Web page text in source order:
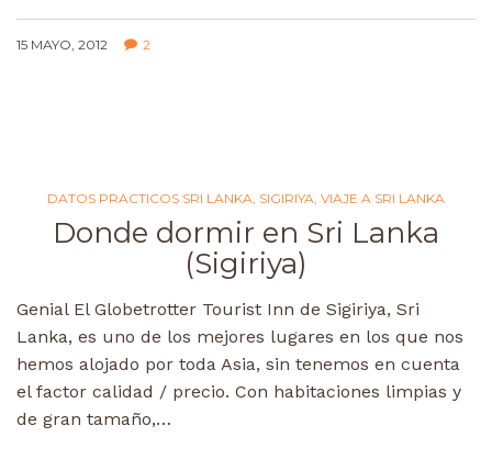
15 MAYO, 2012 2
DATOS PRACTICOS SRI LANKA, SIGIRIYA, VIAJE A SRI LANKA
Donde dormir en Sri Lanka
(Sigiriya)
Genial El Globetrotter Tourist Inn de Sigiriya, Sri
Lanka, es uno de los mejores lugares en los que nos
hemos alojado por toda Asia, sin tenemos en cuenta
el factor calidad / precio. Con habitaciones limpias y
de gran tamaño,…